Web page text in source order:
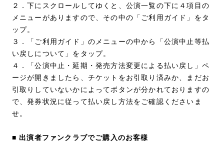
２．下にスクロールしてゆくと、公演一覧の下に４項目の
メニューがありますので、その中の「ご利用ガイド」をタ
ップ。
３．「ご利用ガイド」のメニューの中から「公演中止等払
い戻しについて」をタップ。
４．「公演中止・延期・発売方法変更による払い戻し」ペ
ージが開きましたら、チケットをお引取り済みか、まだお
引取りしていないかによってボタンが分かれておりますの
で、発券状況に従って払い戻し方法をご確認くださいま
せ。
■ 出演者ファンクラブでご購入のお客様